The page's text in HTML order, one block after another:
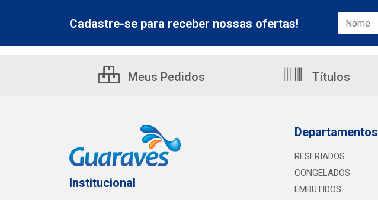
Cadastre-se para receber nossas ofertas!
Meus Pedidos Títulos
Institucional
Departamentos
RESFRIADOS
CONGELADOS
EMBUTIDOS